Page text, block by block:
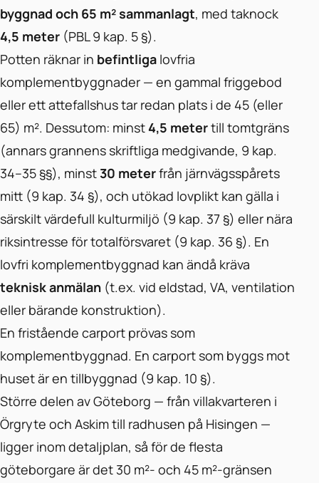
byggnad och 65 m² sammanlagt, med taknock
4,5 meter (PBL 9 kap. 5 §).
Potten räknar in befintliga lovfria
komplementbyggnader — en gammal friggebod
eller ett attefallshus tar redan plats i de 45 (eller
65) m². Dessutom: minst 4,5 metertill tomtgräns
(annars grannens skriftliga medgivande, 9 kap.
34–35 §§), minst30 meterfrån järnvägsspårets
mitt (9 kap. 34 §), och utökad lovplikt kan gälla i
särskilt värdefull kulturmiljö (9 kap. 37 §) eller nära
riksintresse för totalförsvaret (9 kap. 36 §). En
lovfri komplementbyggnad kan ändå kräva
teknisk anmälan (t.ex. vid eldstad, VA, ventilation
eller bärande konstruktion).
En fristående carport prövas som
komplementbyggnad. En carport som byggs mot
huset är en tillbyggnad (9 kap. 10 §).
Större delen av Göteborg — från villakvarteren i
Örgryte och Askim till radhusen på Hisingen —
ligger inom detaljplan, så för de flesta
göteborgare är det 30 m²- och 45 m²-gränsen